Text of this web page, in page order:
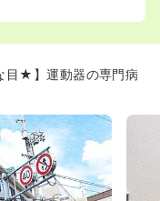
手術が大半を占めて
置、腫瘤摘出、巻
。
名体制
は殆どございませ
目★】運動器の専門病